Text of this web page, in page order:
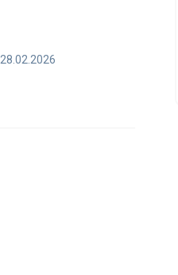
28.02.2026